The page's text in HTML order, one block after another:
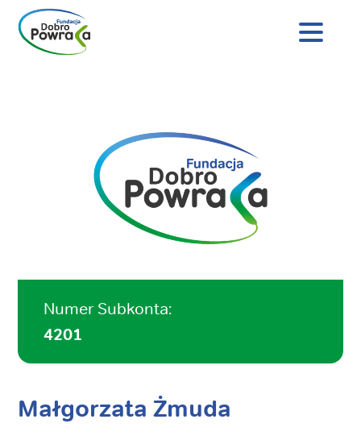
Nagłówek
Numer Subkonta:
4201
Małgorzata Żmuda